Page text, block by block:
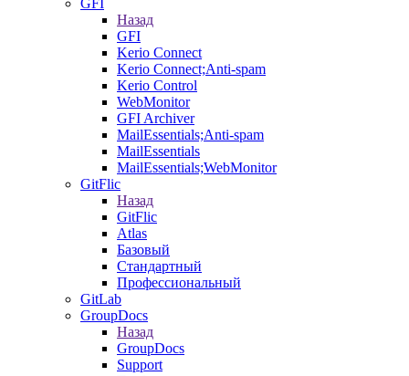
GFI
Назад
GFI
Kerio Connect
Kerio Connect;Anti-spam
Kerio Control
WebMonitor
GFI Archiver
MailEssentials;Anti-spam
MailEssentials
MailEssentials;WebMonitor
GitFlic
Назад
GitFlic
Atlas
Базовый
Стандартный
Профессиональный
GitLab
GroupDocs
Назад
GroupDocs
Support